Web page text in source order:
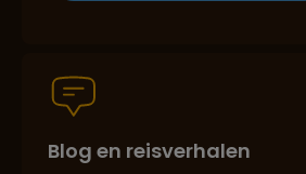
Best beoordeelde reisroutes
Blog en reisverhalen